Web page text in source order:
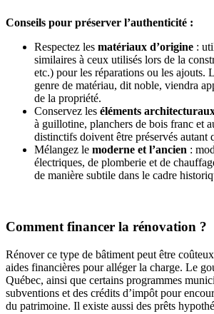
Conseils pour préserver l’authenticité :
Respectez les matériaux d’origine :
similaires à ceux utilisés lors de la
etc.) pour les réparations ou les ajouts.
genre de matériau, dit noble, viendra
de la propriété.
Conservez les éléments
à guillotine, planchers de bois franc et
distinctifs doivent être préservés autant
Mélangez le moderne et l’ancien :
électriques, de plomberie et de
de manière subtile dans le cadre
Comment financer la rénovation ?
Rénover ce type de bâtiment peut être
aides financières pour alléger la charge. Le
Québec, ainsi que certains programmes
subventions et des crédits d’impôt pour
du patrimoine. Il existe aussi des prêts